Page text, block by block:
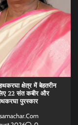
क्षेत्र में बेहतरीन
22 संत कबीर और
पुरस्कार